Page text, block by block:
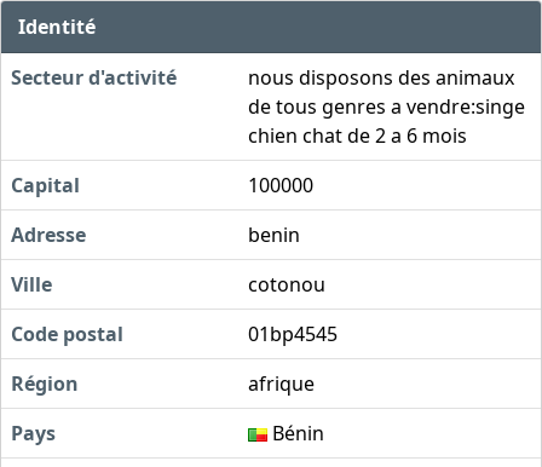
Identité
Secteur d'activité
nous disposons des animaux
de tous genres a vendre:singe
chien chat de 2 a 6 mois
Capital
100000
Adresse
benin
Ville
cotonou
Code postal
01bp4545
Région
afrique
Pays
Bénin